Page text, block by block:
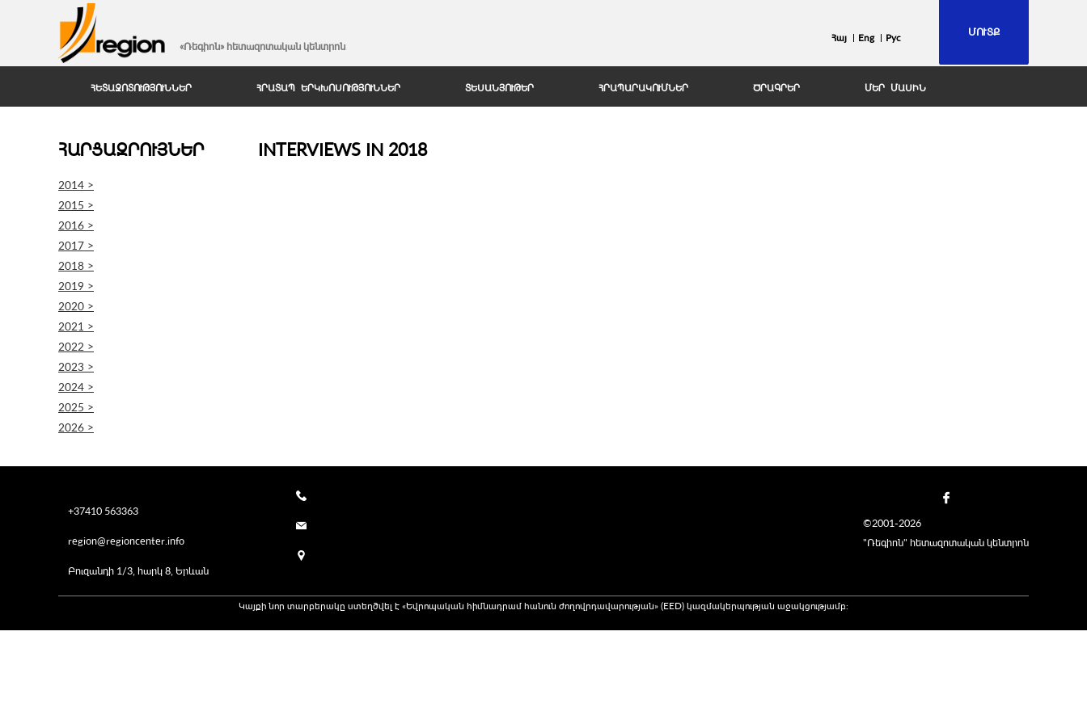
«Ռեգիոն» հետազոտական կենտրոն
ՄՈՒՏՔ
Հայ Eng Рус
ՀԵՏԱԶՈՏՈՒԹՅՈՒՆՆԵՐ ՀՐԱՏԱՊ ԵՐԿԽՈՍՈՒԹՅՈՒՆՆԵՐ ՏԵՍԱՆՅՈՒԹԵՐ ՀՐԱՊԱՐԱԿՈՒՄՆԵՐ ԾՐԱԳՐԵՐ ՄԵՐ ՄԱՍԻՆ
ՀԱՐՑԱԶՐՈՒՅՆԵՐ
2014 >
2015 >
2016 >
2017 >
2018 >
2019 >
2020 >
2021 >
2022 >
2023 >
2024 >
2025 >
2026 >
INTERVIEWS IN 2018
©2001-2026
"Ռեգիոն" հետազոտական կենտրոն
+37410 563363
region@regioncenter.info
Բուզանդի 1/3, հարկ 8, Երևան
Կայքի նոր տարբերակը ստեղծվել է «Եվրոպական հիմնադրամ հանուն ժողովրդավարության» (EED) կազմակերպության աջակցությամբ։